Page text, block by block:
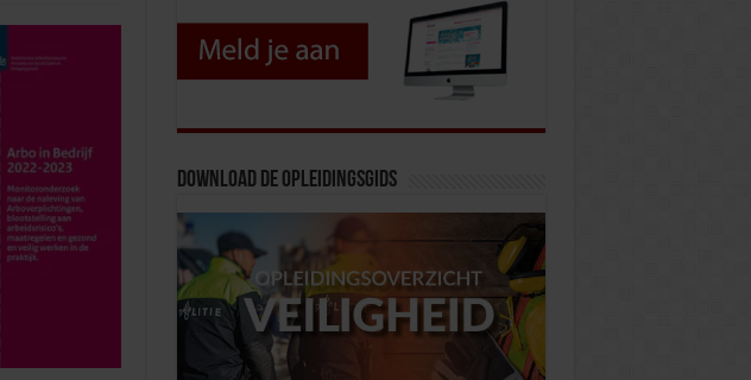
Download de opleidingsgids